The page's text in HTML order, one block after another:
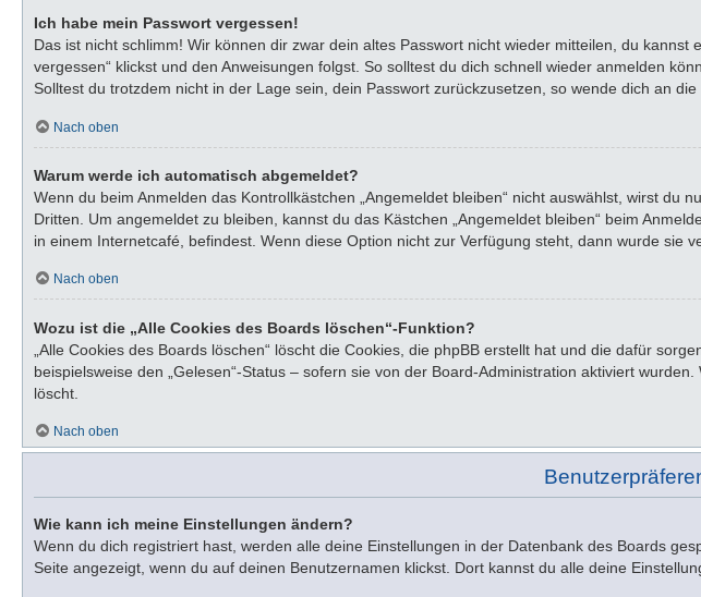
Ich habe mein Passwort vergessen!
Das ist nicht schlimm! Wir können dir zwar dein altes Passwort nicht wieder mitteilen, du
vergessen“ klickst und den Anweisungen folgst. So solltest du dich schnell wieder anmelden
Solltest du trotzdem nicht in der Lage sein, dein Passwort zurückzusetzen, so wende dich an
Nach oben
Warum werde ich automatisch abgemeldet?
Wenn du beim Anmelden das Kontrollkästchen „Angemeldet bleiben“ nicht auswählst, wirst
Dritten. Um angemeldet zu bleiben, kannst du das Kästchen „Angemeldet bleiben“ beim
in einem Internetcafé, befindest. Wenn diese Option nicht zur Verfügung steht, dann wurde sie
Nach oben
Wozu ist die „Alle Cookies des Boards löschen“-Funktion?
„Alle Cookies des Boards löschen“ löscht die Cookies, die phpBB erstellt hat und die dafür
beispielsweise den „Gelesen“-Status – sofern sie von der Board-Administration aktiviert
löscht.
Nach oben
Wie kann ich meine Einstellungen ändern?
Wenn du dich registriert hast, werden alle deine Einstellungen in der Datenbank des Boards
Seite angezeigt, wenn du auf deinen Benutzernamen klickst. Dort kannst du alle deine